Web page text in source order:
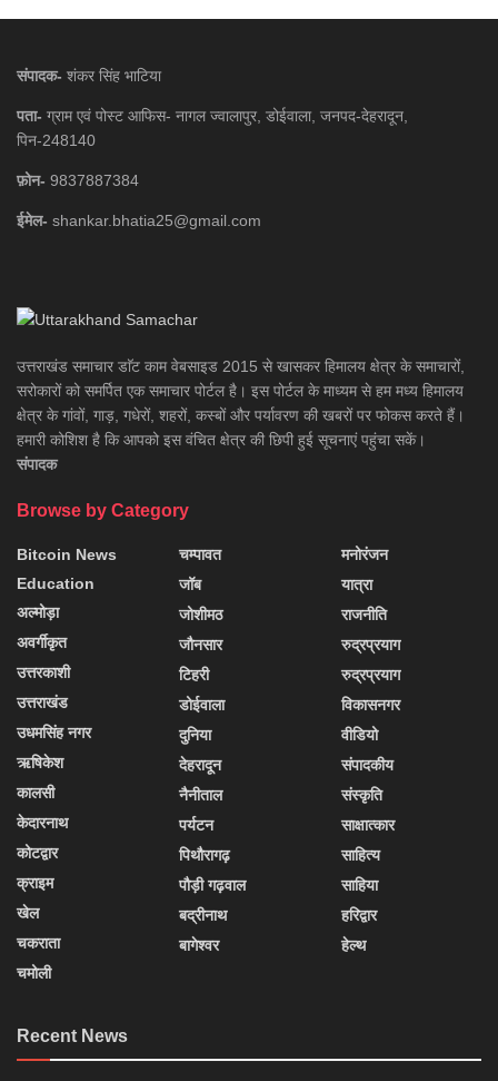
संपादक- शंकर सिंह भाटिया
पता- ग्राम एवं पोस्ट आफिस- नागल ज्वालापुर, डोईवाला, जनपद-देहरादून,
पिन-248140
फ़ोन- 9837887384
ईमेल- shankar.bhatia25@gmail.com
उत्तराखंड समाचार डाॅट काम वेबसाइड 2015 से खासकर हिमालय क्षेत्र के समाचारों,
सरोकारों को समर्पित एक समाचार पोर्टल है। इस पोर्टल के माध्यम से हम मध्य हिमालय
क्षेत्र के गांवों, गाड़, गधेरों, शहरों, कस्बों और पर्यावरण की खबरों पर फोकस करते हैं।
हमारी कोशिश है कि आपको इस वंचित क्षेत्र की छिपी हुई सूचनाएं पहुंचा सकें।
संपादक
Browse by Category
Bitcoin News
Education
अल्मोड़ा
अवर्गीकृत
उत्तरकाशी
उत्तराखंड
उधमसिंह नगर
ऋषिकेश
कालसी
केदारनाथ
कोटद्वार
क्राइम
खेल
चकराता
चमोली
चम्पावत
जॉब
जोशीमठ
जौनसार
टिहरी
डोईवाला
दुनिया
देहरादून
नैनीताल
पर्यटन
पिथौरागढ़
पौड़ी गढ़वाल
बद्रीनाथ
बागेश्वर
मनोरंजन
यात्रा
राजनीति
रुद्रप्रयाग
रुद्रप्रयाग
विकासनगर
वीडियो
संपादकीय
संस्कृति
साक्षात्कार
साहित्य
साहिया
हरिद्वार
हेल्थ
Recent News